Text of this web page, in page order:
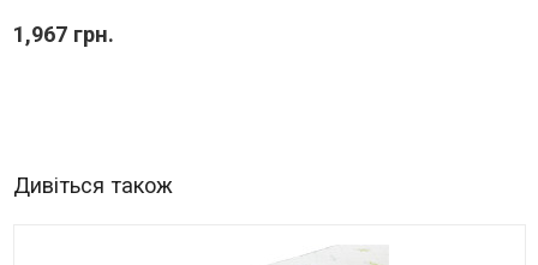
1,967 грн.
Дивіться також